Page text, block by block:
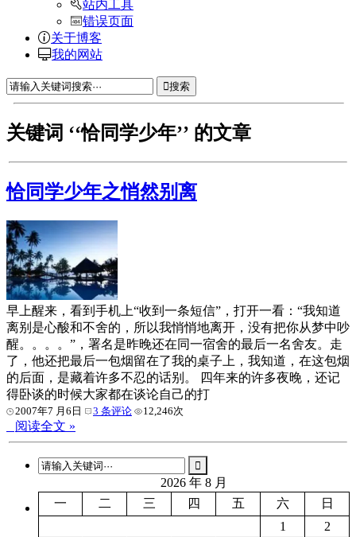
站内工具
错误页面
关于博客
我的网站
搜索
关键词 ‘‘恰同学少年’’ 的文章
恰同学少年之悄然别离
早上醒来，看到手机上“收到一条短信”，打开一看：“我知道
离别是心酸和不舍的，所以我悄悄地离开，没有把你从梦中吵
醒。。。。”，署名是昨晚还在同一宿舍的最后一名舍友。走
了，他还把最后一包烟留在了我的桌子上，我知道，在这包烟
的后面，是藏着许多不忍的话别。 四年来的许多夜晚，还记
得卧谈的时候大家都在谈论自己的打
2007年7 月6日 3 条评论 12,246次
阅读全文 »
2026 年 8 月
一
二 三 四 五 六
日
1
2